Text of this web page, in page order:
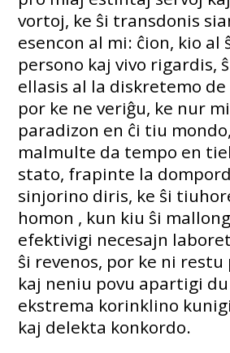
vortoj, ke ŝi transdonis
esencon al mi: ĉion, kio al
persono kaj vivo rigardis,
ellasis al la diskretemo de
por ke ne veriĝu, ke nur
paradizon en ĉi tiu
malmulte da tempo en
stato, frapinte la
sinjorino diris, ke ŝi
homon , kun kiu ŝi
efektivigi necesajn
ŝi revenos, por ke ni
kaj neniu povu apartigi
ekstrema korinklino
kaj delekta konkordo.